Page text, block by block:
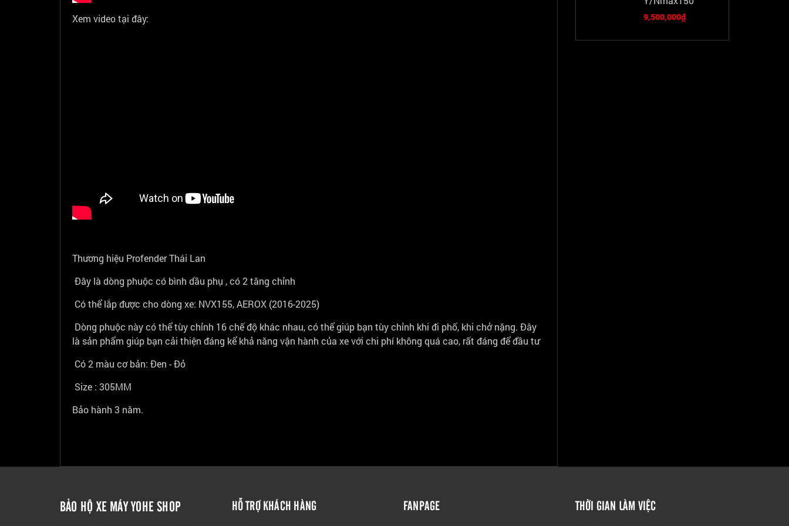
Xem video tại đây:
Thương hiệu Profender Thái Lan
Đây là dòng phuộc có bình dầu phụ , có 2 tăng chỉnh
Có thể lắp được cho dòng xe: NVX155, AEROX (2016-2025)
Dòng phuộc này có thể tùy chỉnh 16 chế độ khác nhau, có thể giúp bạn tùy chỉnh khi đi phố, khi chở nặng. Đây
là sản phẩm giúp bạn cải thiện đáng kể khả năng vận hành của xe với chi phí không quá cao, rất đáng để đầu tư
Có 2 màu cơ bản: Đen - Đỏ
Size : 305MM
Bảo hành 3 năm.
9,500,000₫
BẢO HỘ XE MÁY YOHE SHOP HỖ TRỢ KHÁCH HÀNG FANPAGE THỜI GIAN LÀM VIỆC